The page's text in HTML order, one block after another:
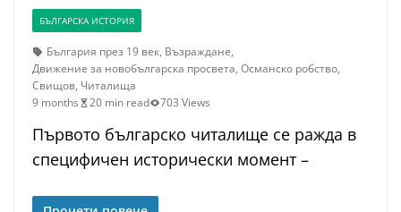
БЪЛГАРСКА ИСТОРИЯ
България през 19 век, Възраждане,
Движение за новобългарска просвета, Османско робство,
Свищов, Читалища
9 months
20 min read 703 Views
Първото българско читалище се ражда в
специфичен исторически момент –